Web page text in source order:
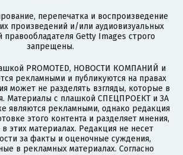
перепечатка и воспроизведение
произведений и/или аудиовизуальных
правообладателя Getty Images строго
запрещены.
PROMOTED, НОВОСТИ КОМПАНИЙ и
рекламными и публикуются на правах
может не разделять взгляды, которые в
Материалы с плашкой СПЕЦПРОЕКТ и ЗА
являются рекламными, однако редакция
этого контента и разделяет мнения,
этих материалах. Редакция не несет
за факты и оценочные суждения,
в рекламных материалах. Согласно